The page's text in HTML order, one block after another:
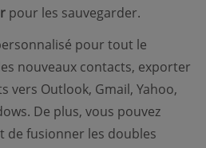
pour les sauvegarder.
new window)pour tout le
nouveaux contacts, exporter
vers Outlook, Gmail, Yahoo,
De plus, vous pouvez
fusionner les doubles